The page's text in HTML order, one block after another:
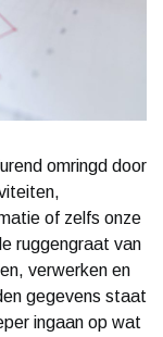
omringd door
of zelfs onze
ruggengraat van
verwerken en
gegevens staat
ingaan op wat